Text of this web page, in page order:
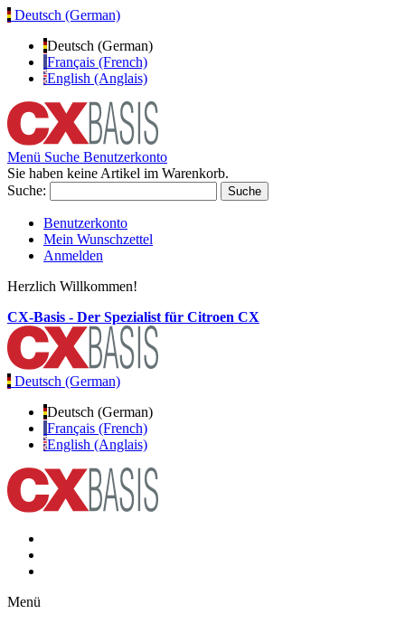
Deutsch (German)
Deutsch (German)
Français (French)
English (Anglais)
Menü Suche Benutzerkonto
Sie haben keine Artikel im Warenkorb.
Suche:
Suche
Benutzerkonto
Mein Wunschzettel
Anmelden
Herzlich Willkommen!
CX-Basis - Der Spezialist für Citroen CX
Deutsch (German)
Deutsch (German)
Français (French)
English (Anglais)
Menü